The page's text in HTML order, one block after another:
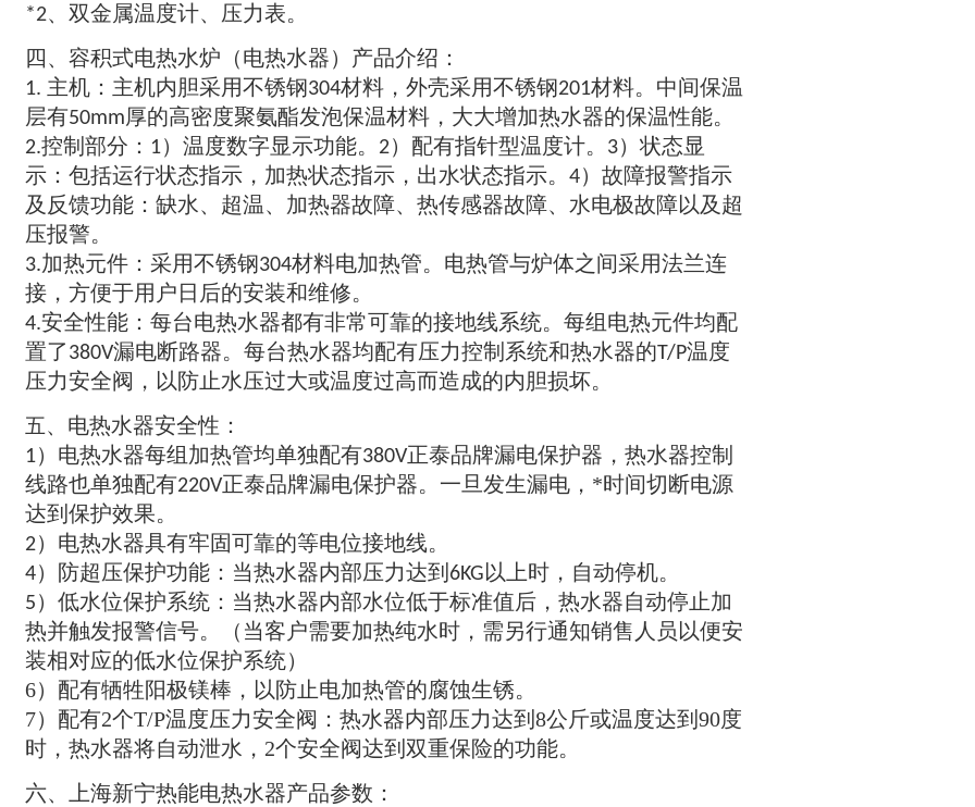
*2、 双金属温度计、 压力表。
四 、 容积式电热水炉 （ 电热水器 ） 产品介绍 ：
1. 主机 ： 主机内胆采用不锈钢304材料 ， 外壳采用不锈钢201材料。 中间保温
层有50mm厚的高密度聚氨酯发泡保温材料 ， 大大增加热水器的保温性能。
2.控制部分 ： 1） 温度数字显示功能。2） 配有指针型温度计。3）状态显
示 ： 包括运行状态指示 ， 加热状态指示 ， 出水状态指示。4） 故障报警指示
及反馈功能 ： 缺水、 超温 、 加热器故障、 热传感器故障、 水电极故障以及超
压报警。
3.加热元件 ： 采用不锈钢304材料电加热管。 电热管与炉体之间采用法兰连
接 ， 方便于用户日后的安装和维修。
4.安全性能 ： 每台电热水器都有非常可靠的接地线系统。 每组电热元件均配
置了 380V漏电断路器。 每台热水器均配有压力控制系统和热水器的T/P温度
压力安全阀 ， 以防止水压过大或温度过高而造成的内胆损坏。
五、 电热水器安全性 ：
1） 电热水器每组加热管均单独配有380V正泰品牌漏电保护器 ， 热水器控制
线路也单独配有220V正泰品牌漏电保护器。 一旦发生漏电 ， *时间切断电源
达到保护效果。
2） 电热水器具有牢固可靠的等电位接地线。
4） 防超压保护功能 ： 当热水器内部压力达到 6KG 以上时 ， 自动停机。
5） 低水位保护系统 ： 当热水器内部水位低于标准值后 ， 热水器自动停止加
热并触发报警信号。（ 当客户需要加热纯水时 ， 需另行通知销售人员以便安
装相对应的低水位保护系统）
6） 配有牺牲阳极镁棒 ， 以防止电加热管的腐蚀生锈。
7） 配有2个T/P温度压力安全阀 ： 热水器内部压力达到 8公斤或温度达到 90度
时 ， 热水器将自动泄水 ，2个安全阀达到双重保险的功能。
六、 上海新宁热能电热水器产品参数 ：